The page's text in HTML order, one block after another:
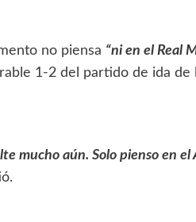
no piensa “ni en el Real
1-2 del partido de ida de
mucho aún. Solo pienso en el